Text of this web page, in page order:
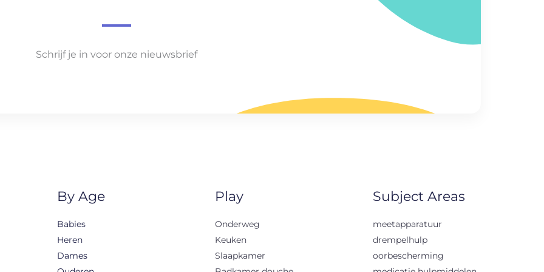
Schrijf je in voor onze nieuwsbrief
By Age
Babies
Heren
Dames
Play
Onderweg
Keuken
Slaapkamer
Subject Areas
meetapparatuur
drempelhulp
oorbescherming